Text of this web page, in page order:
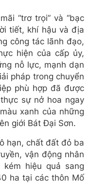
“trơ trọi” và “bạc
tiết, khí hậu và địa
công tác lãnh đạo,
hiện của cấp ủy,
nỗ lực, mạnh dạn
pháp trong chuyển
phù hợp đã được
sự nở hoa ngay
xanh của những
giới Bát Đại Sơn.
hạn, chất đất đỏ ba
vận động nhân
hiệu quả sang
ha tại các thôn Mố